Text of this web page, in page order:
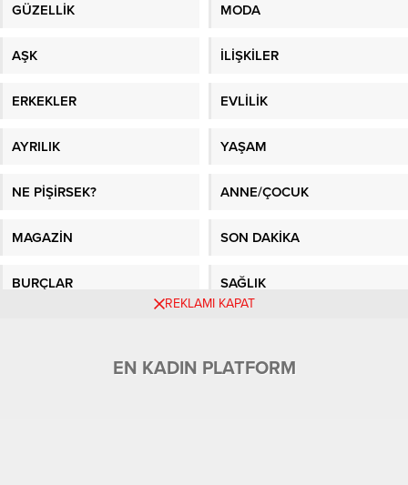
GÜZELLİK MODA
AŞK İLİŞKİLER
ERKEKLER EVLİLİK
AYRILIK YAŞAM
NE PİŞİRSEK? ANNE/ÇOCUK
MAGAZİN SON DAKİKA
BURÇLAR SAĞLIK
GAZETE MANŞETLERİ
REKLAMI KAPAT
EN KADIN PLATFORM